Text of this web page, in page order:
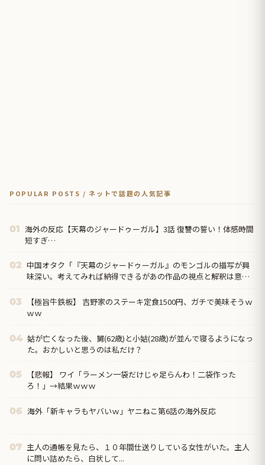
POPULAR POSTS / ネットで話題の人気記事
01 海外の反応【天幕のジャードゥーガル】3話 復讐の誓い！体感時間
短すぎ…
02 中国オタク「『天幕のジャードゥーガル』のモンゴルの描写が興
味深い。考えてみれば納得できるがあの作品の視点と解釈は意外
03
【極旨牛鉄板】 吉野家のステーキ定食1500円、ガチで美味そうｗ
ｗｗ
04 姑が亡くなった後、舅(62歳)と小姑(28歳)が並んで寝るようになっ
た。おかしいと思うのは私だけ？
05
【悲報】 ワイ「ラーメン一袋だけじゃ足らんわ！二袋作った
ろ！」→結果ｗｗｗ
06 海外「新キャラもヤバいｗ」ヤニねこ第6話の海外反応
07 主人の通帳を見たら、１０年間仕送りしている女性がいた。主人
に問い詰めたら、白状して...